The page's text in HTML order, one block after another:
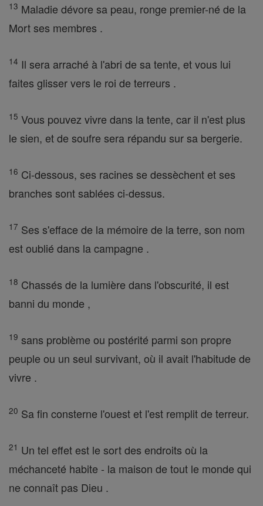
13 Maladie dévore sa peau, ronge premier-né de la
Mort ses membres .
14 Il sera arraché à l'abri de sa tente, et vous lui
faites glisser vers le roi de terreurs .
15 Vous pouvez vivre dans la tente, car il n'est plus
le sien, et de soufre sera répandu sur sa bergerie.
16 Ci-dessous, ses racines se dessèchent et ses
branches sont sablées ci-dessus.
17 Ses s'efface de la mémoire de la terre, son nom
est oublié dans la campagne .
18 Chassés de la lumière dans l'obscurité, il est
banni du monde ,
19 sans problème ou postérité parmi son propre
peuple ou un seul survivant, où il avait l'habitude de
vivre .
20 Sa fin consterne l'ouest et l'est remplit de terreur.
21 Un tel effet est le sort des endroits où la
méchanceté habite - la maison de tout le monde qui
ne connaît pas Dieu .